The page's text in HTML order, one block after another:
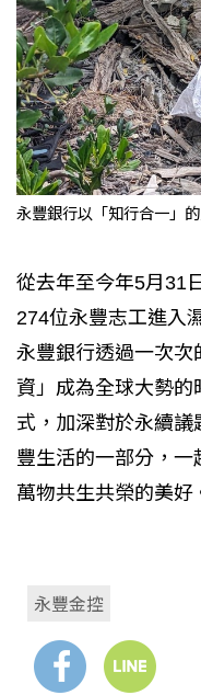
永豐銀行以「知行合一」
從去年至今年5月31
274位永豐志工進入
永豐銀行透過一次次
資」成為全球大勢的
式，加深對於永續
豐生活的一部分，
萬物共生共榮的美好
永豐金控